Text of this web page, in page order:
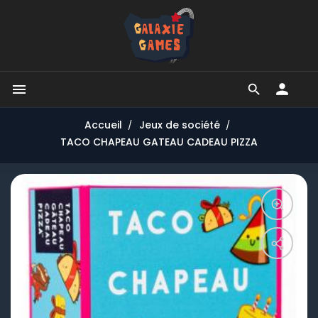


Accueil
Jeux de société
TACO CHAPEAU GATEAU CADEAU PIZZA